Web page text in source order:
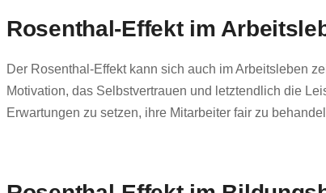
Rosenthal-Effekt im
Der Rosenthal-Effekt kann sich auch im Arbeitsleben
Motivation, das Selbstvertrauen und letztendlich die
Erwartungen zu setzen, ihre Mitarbeiter fair zu